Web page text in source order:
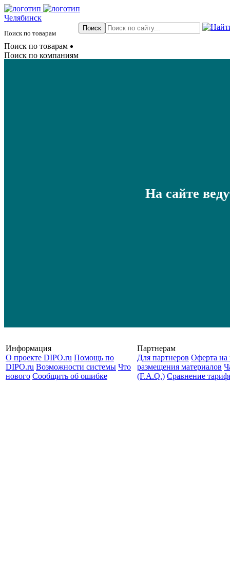
Челябинск
Поиск по товарам
Поиск по товарам
Поиск по компаниям
На сайте
Информация
О проекте DIPO.ru Помощь по
DIPO.ru Возможности системы Что
нового Сообщить об ошибке
Партнерам
Для партнеров Оферта на
размещения материалов
(F.A.Q.) Cравнение